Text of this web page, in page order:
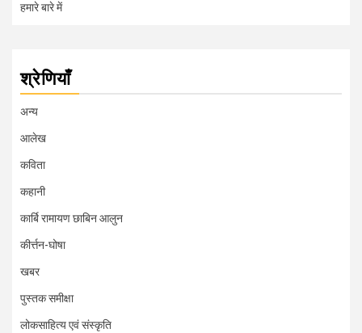
हमारे बारे में
श्रेणियाँ
अन्य
आलेख
कविता
कहानी
कार्बि रामायण छाबिन आलुन
कीर्त्तन-घोषा
खबर
पुस्तक समीक्षा
लोकसाहित्य एवं संस्कृति